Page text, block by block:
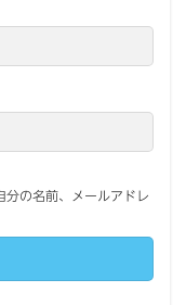
分の名前、メールアドレ